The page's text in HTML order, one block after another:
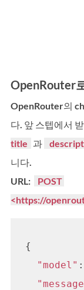
OpenRouter
OpenRouter의
다. 앞 스텝에서
title 과
니다.
URL:
  POST
<https://
{
"model" :